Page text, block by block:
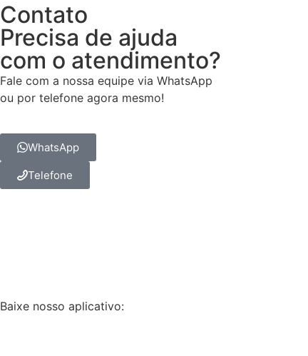
Contato
Precisa de ajuda
com o atendimento?
Fale com a nossa equipe via WhatsApp
ou por telefone agora mesmo!
WhatsApp
Telefone
Baixe nosso aplicativo: